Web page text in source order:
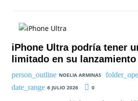
iPhone Ultra podría tener
limitado en su lanzamiento
NOELIA ARMINAS
6 JULIO 2026
0